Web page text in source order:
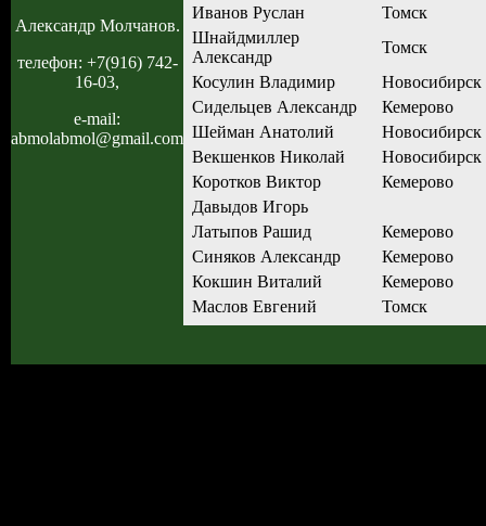
Александр Молчанов.
телефон: +7(916) 742-
16-03,
e-mail:
abmolabmol@gmail.com
Иванов Руслан
Томск
Шнайдмиллер
Александр
Томск
Косулин Владимир
Новосибирск
Сидельцев Александр
Кемерово
Шейман Анатолий
Новосибирск
Векшенков Николай
Новосибирск
Коротков Виктор
Кемерово
Давыдов Игорь
Латыпов Рашид
Кемерово
Синяков Александр
Кемерово
Кокшин Виталий
Кемерово
Маслов Евгений
Томск